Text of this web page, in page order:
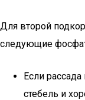
Для второй
следующие
Если
стебель и